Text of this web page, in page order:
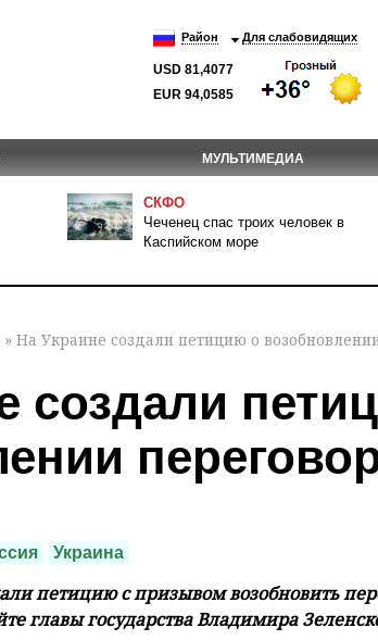
Район Для слабовидящих
USD 81,4077
EUR 94,0585
МУЛЬТИМЕДИА
СКФО
Чеченец спас троих человек в
Каспийском море
» На Украине создали петицию о
создали
Украина
петицию с призывом возобновить
главы государства Владимира